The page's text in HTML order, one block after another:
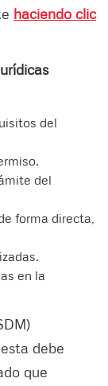
haciendo clic
del
del
forma directa,
en la
debe
que